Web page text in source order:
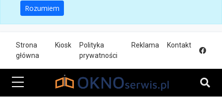
Rozumiem
Strona
główna
Kiosk
Polityka
prywatności
Reklama Kontakt